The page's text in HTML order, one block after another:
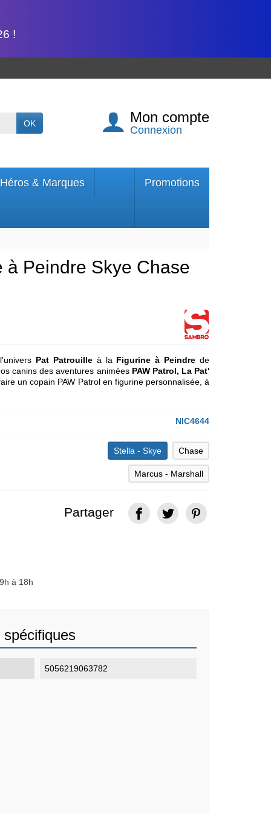
!
OK Mon compte
Connexion
Héros & Marques Promotions
à Peindre Skye Chase
Pat Patrouilleà la Figurine à Peindre de
canins des aventures animées PAW Patrol, La Pat'
un copain PAW Patrol en figurine personnalisée, à
NIC4644
Stella - Skye Chase
Marcus - Marshall
Partager
à 18h
spécifiques
5056219063782